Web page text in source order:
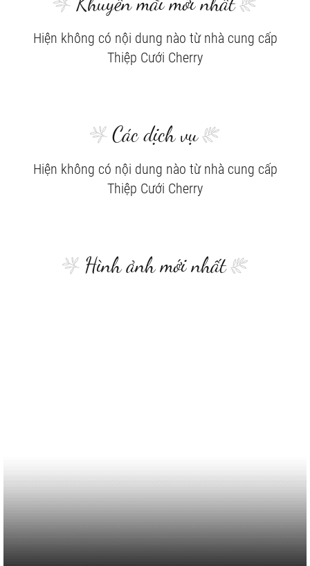
Hiện không có nội dung nào từ nhà cung cấp
Thiệp Cưới Cherry
Các dịch vụ
Hiện không có nội dung nào từ nhà cung cấp
Thiệp Cưới Cherry
Hình ảnh mới nhất